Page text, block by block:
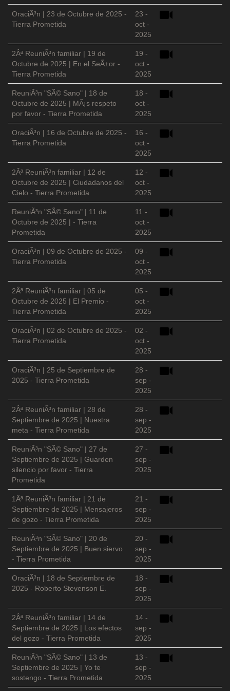
OraciÃ³n | 23 de Octubre de 2025 -
Tierra Prometida
23 -
oct -
2025
2Âª ReuniÃ³n familiar | 19 de
Octubre de 2025 | En el SeÃ±or -
Tierra Prometida
19 -
oct -
2025
ReuniÃ³n "SÃ© Sano" | 18 de
Octubre de 2025 | MÃ¡s respeto
por favor - Tierra Prometida
18 -
oct -
2025
OraciÃ³n | 16 de Octubre de 2025 -
Tierra Prometida
16 -
oct -
2025
2Âª ReuniÃ³n familiar | 12 de
Octubre de 2025 | Ciudadanos del
Cielo - Tierra Prometida
12 -
oct -
2025
ReuniÃ³n "SÃ© Sano" | 11 de
Octubre de 2025 | - Tierra
Prometida
11 -
oct -
2025
OraciÃ³n | 09 de Octubre de 2025 -
Tierra Prometida
09 -
oct -
2025
2Âª ReuniÃ³n familiar | 05 de
Octubre de 2025 | El Premio -
Tierra Prometida
05 -
oct -
2025
OraciÃ³n | 02 de Octubre de 2025 -
Tierra Prometida
02 -
oct -
2025
OraciÃ³n | 25 de Septiembre de
2025 - Tierra Prometida
28 -
sep -
2025
2Âª ReuniÃ³n familiar | 28 de
Septiembre de 2025 | Nuestra
meta - Tierra Prometida
28 -
sep -
2025
ReuniÃ³n "SÃ© Sano" | 27 de
Septiembre de 2025 | Guarden
silencio por favor - Tierra
Prometida
27 -
sep -
2025
1Âª ReuniÃ³n familiar | 21 de
Septiembre de 2025 | Mensajeros
de gozo - Tierra Prometida
21 -
sep -
2025
ReuniÃ³n "SÃ© Sano" | 20 de
Septiembre de 2025 | Buen siervo
- Tierra Prometida
20 -
sep -
2025
OraciÃ³n | 18 de Septiembre de
2025 - Roberto Stevenson E.
18 -
sep -
2025
2Âª ReuniÃ³n familiar | 14 de
Septiembre de 2025 | Los efectos
del gozo - Tierra Prometida
14 -
sep -
2025
ReuniÃ³n "SÃ© Sano" | 13 de
Septiembre de 2025 | Yo te
sostengo - Tierra Prometida
13 -
sep -
2025